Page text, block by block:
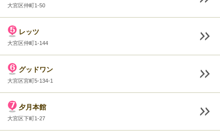
大宮区仲町1-50
レッツ
大宮区仲町1-144
グッドワン
大宮区宮町5-134-1
夕月本館
大宮区下町1-27